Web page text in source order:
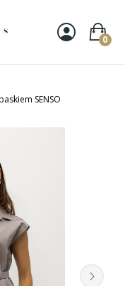
0
SENSO